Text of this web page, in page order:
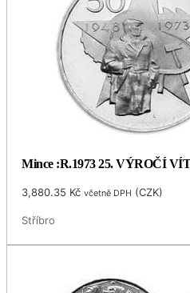
Mince :R.1973 25. VÝROČÍ
3,880.35 Kč včetně DPH (CZK)
Stříbro